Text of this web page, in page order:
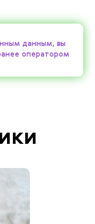
данным, вы
оператором